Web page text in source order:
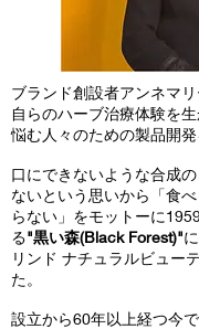
ブランド創設者アンネマリ
自らのハーブ治療体験を
悩む人々のための製品開発
口にできないような合成
ないという思いから「食
らない」をモットーに
る"黒い森(Black Forest)"
リンド ナチュラルビュー
た。
設立から60年以上経つ今